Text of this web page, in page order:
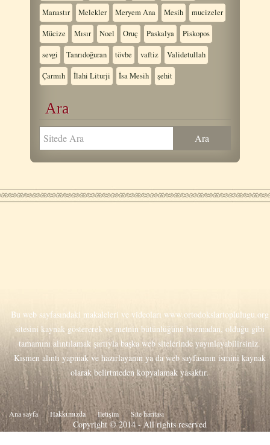
Manastır Melekler Meryem Ana Mesih mucizeler
Mücize Mısır Noel Oruç Paskalya Piskopos
sevgi Tanrıdoğuran tövbe vaftiz Validetullah
Çarmıh İlahi Liturji İsa Mesih şehit
Ara
Bu web sayfasındaki makaleleri ve videoları www.ortodokslartoplulugu.org
sitesini kaynak göstererek ve metnin bütünlüğünü bozmadan, olduğu gibi
tamamını alıntılamak şartıyla başka web sitelerinde yayınlayabilirsiniz.
Kısmen alıntı yapmak ve hazırlayanın ya da web sayfasının ismini kaynak
olarak belirtmeden kopyalamak yasaktır.
Ana sayfa Hakkιmιzda İletişim Site haritası
Copyright © 2014 - All rights reserved